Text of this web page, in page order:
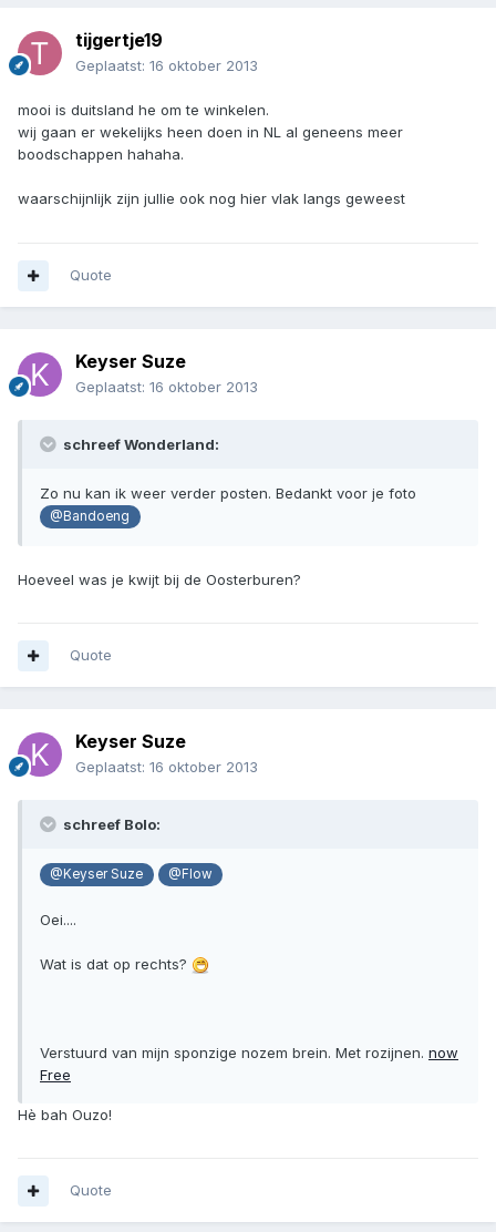
tijgertje19
Geplaatst: 16 oktober 2013
mooi is duitsland he om te winkelen.
wij gaan er wekelijks heen doen in NL al geneens meer
boodschappen hahaha.
waarschijnlijk zijn jullie ook nog hier vlak langs geweest
Quote
Keyser Suze
Geplaatst: 16 oktober 2013
schreef Wonderland:
Zo nu kan ik weer verder posten. Bedankt voor je foto
@Bandoeng
Hoeveel was je kwijt bij de Oosterburen?
Quote
Keyser Suze
Geplaatst: 16 oktober 2013
schreef Bolo:
@Keyser Suze @Flow
Oei....
Wat is dat op rechts?
Verstuurd van mijn sponzige nozem brein. Met rozijnen. now
Free
Hè bah Ouzo!
Quote